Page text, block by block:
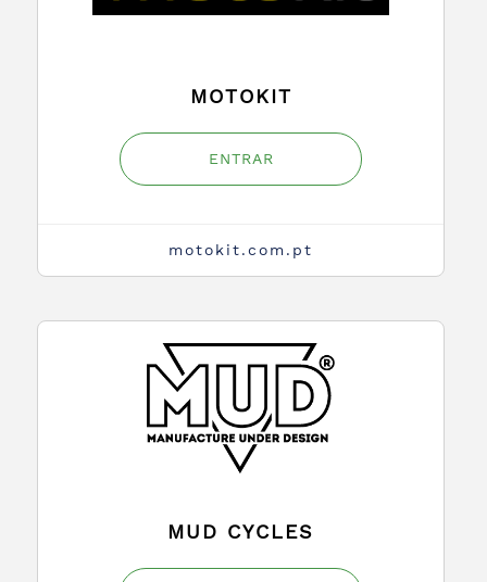
MOTOKIT
ENTRAR
motokit.com.pt
MUD CYCLES